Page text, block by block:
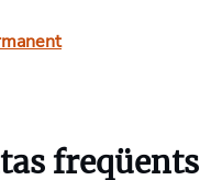
freqüents